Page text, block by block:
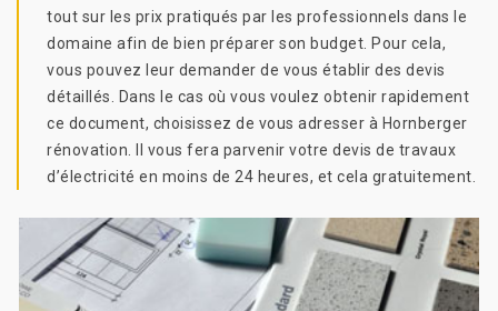
tout sur les prix pratiqués par les professionnels dans le
domaine afin de bien préparer son budget. Pour cela,
vous pouvez leur demander de vous établir des devis
détaillés. Dans le cas où vous voulez obtenir rapidement
ce document, choisissez de vous adresser à Hornberger
rénovation. Il vous fera parvenir votre devis de travaux
d’électricité en moins de 24 heures, et cela gratuitement.